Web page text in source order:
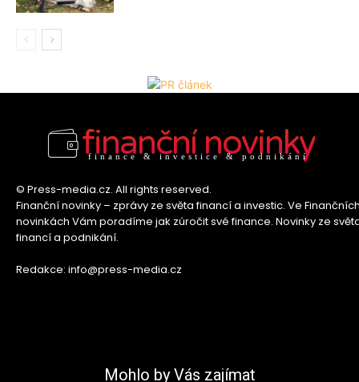
finanční novinky
finance & investice & podnikání
© Press-media.cz. All rights reserved.
Finanční novinky – zprávy ze světa financí a investic. Ve
novinkách Vám poradíme jak zúročit své finance. Novinky ze
financí a podnikání.
Redakce: info@press-media.cz
Mohlo by Vás zajímat